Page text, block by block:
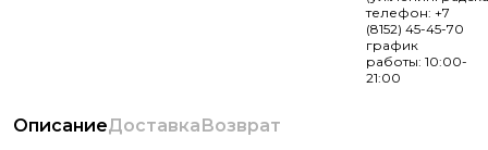
телефон: +7
(8152) 45-45-70
график
работы: 10:00-
21:00
ОписаниеДоставкаВозврат